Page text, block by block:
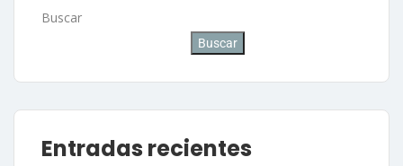
Buscar
Buscar
Entradas recientes